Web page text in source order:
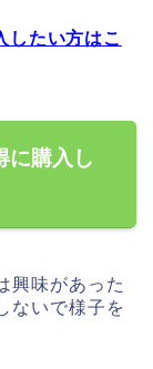
たい方はこ
に購入し
興味があった
ないで様子を